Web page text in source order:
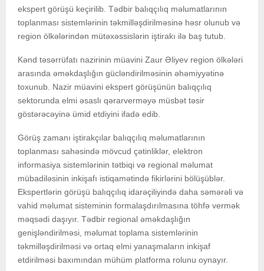
ekspert görüşü keçirilib. Tədbir balıqçılıq məlumatlarının
toplanması sistemlərinin təkmilləşdirilməsinə həsr olunub və
region ölkələrindən mütəxəssislərin iştirakı ilə baş tutub.
Kənd təsərrüfatı nazirinin müavini Zaur Əliyev region ölkələri
arasında əməkdaşlığın gücləndirilməsinin əhəmiyyətinə
toxunub. Nazir müavini ekspert görüşünün balıqçılıq
sektorunda elmi əsaslı qərarverməyə müsbət təsir
göstərəcəyinə ümid etdiyini ifadə edib.
Görüş zamanı iştirakçılar balıqçılıq məlumatlarının
toplanması sahəsində mövcud çətinliklər, elektron
informasiya sistemlərinin tətbiqi və regional məlumat
mübadiləsinin inkişafı istiqamətində fikirlərini bölüşüblər.
Ekspertlərin görüşü balıqçılıq idarəçiliyində daha səmərəli və
vahid məlumat sisteminin formalaşdırılmasına töhfə vermək
məqsədi daşıyır. Tədbir regional əməkdaşlığın
genişləndirilməsi, məlumat toplama sistemlərinin
təkmilləşdirilməsi və ortaq elmi yanaşmaların inkişaf
etdirilməsi baxımından mühüm platforma rolunu oynayır.